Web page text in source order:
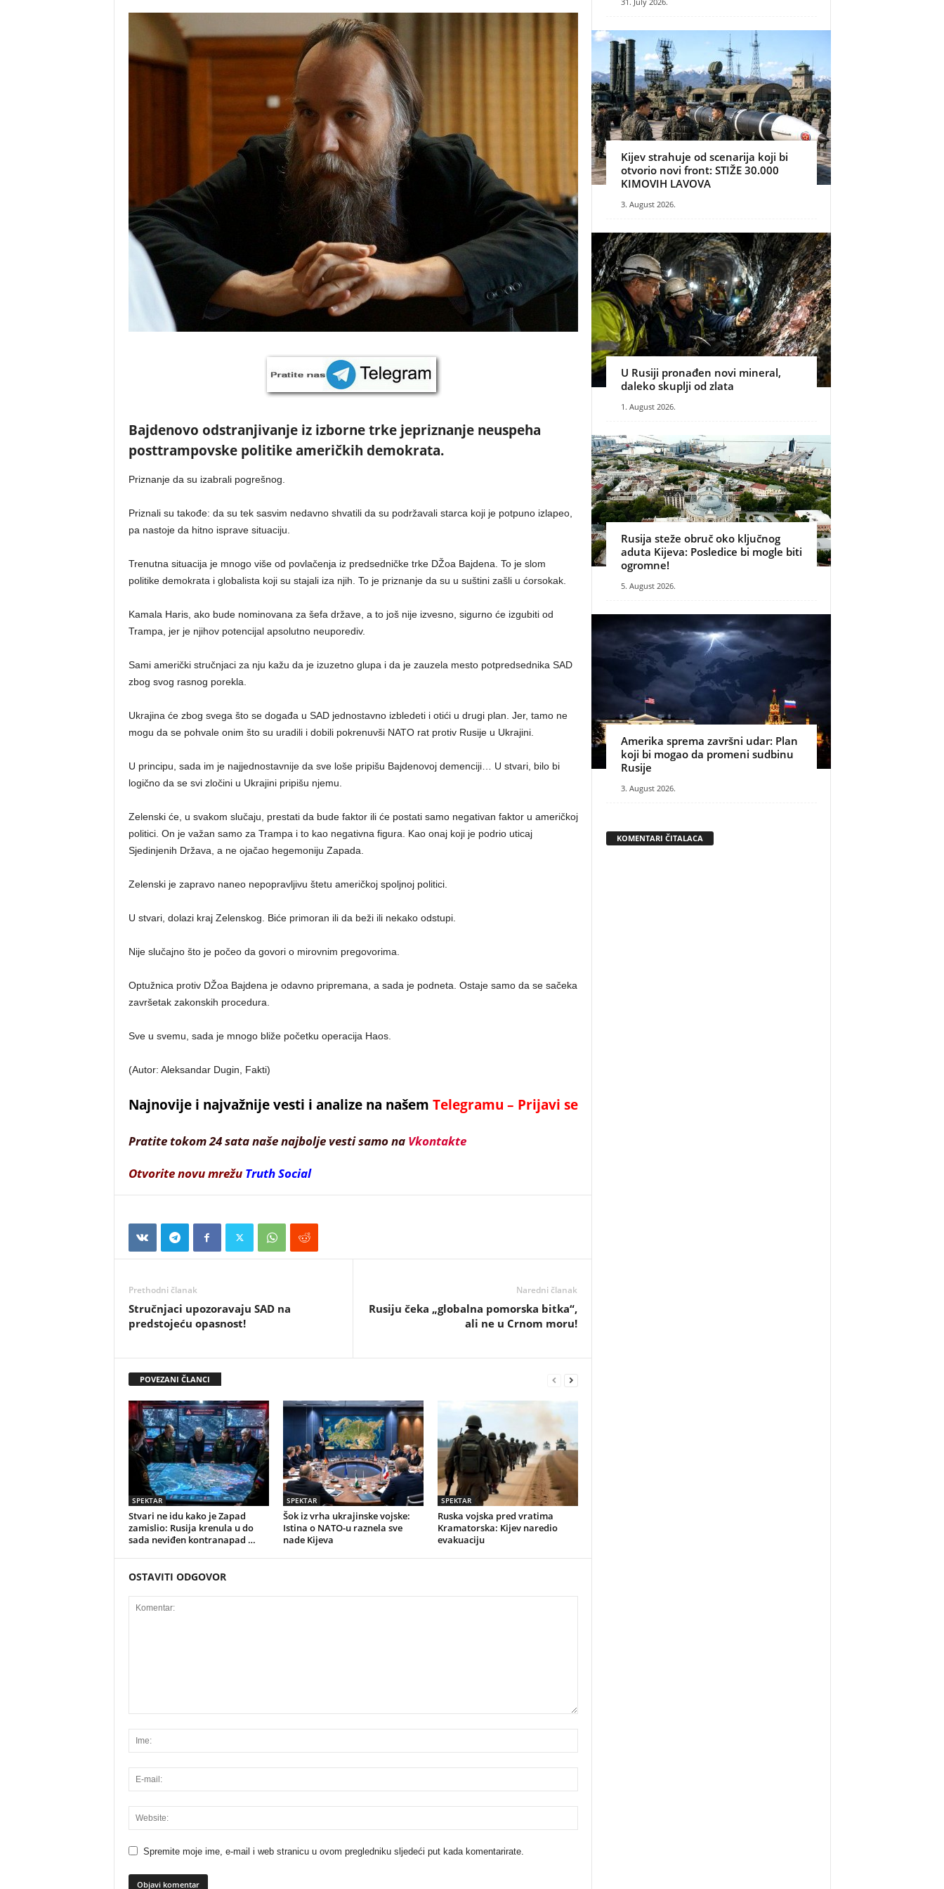
Bajdenovo odstranjivanje iz izborne trke jepriznanje neuspeha
posttrampovske politike američkih demokrata.
Priznanje da su izabrali pogrešnog.
Priznali su takođe: da su tek sasvim nedavno shvatili da su podržavali starca koji je potpuno izlapeo,
pa nastoje da hitno isprave situaciju.
Trenutna situacija je mnogo više od povlačenja iz predsedničke trke DŽoa Bajdena. To je slom
politike demokrata i globalista koji su stajali iza njih. To je priznanje da su u suštini zašli u ćorsokak.
Kamala Haris, ako bude nominovana za šefa države, a to još nije izvesno, sigurno će izgubiti od
Trampa, jer je njihov potencijal apsolutno neuporediv.
Sami američki stručnjaci za nju kažu da je izuzetno glupa i da je zauzela mesto potpredsednika SAD
zbog svog rasnog porekla.
Ukrajina će zbog svega što se događa u SAD jednostavno izbledeti i otići u drugi plan. Jer, tamo ne
mogu da se pohvale onim što su uradili i dobili pokrenuvši NATO rat protiv Rusije u Ukrajini.
U principu, sada im je najjednostavnije da sve loše pripišu Bajdenovoj demenciji… U stvari, bilo bi
logično da se svi zločini u Ukrajini pripišu njemu.
Zelenski će, u svakom slučaju, prestati da bude faktor ili će postati samo negativan faktor u američkoj
politici. On je važan samo za Trampa i to kao negativna figura. Kao onaj koji je podrio uticaj
Sjedinjenih Država, a ne ojačao hegemoniju Zapada.
Zelenski je zapravo naneo nepopravljivu štetu američkoj spoljnoj politici.
U stvari, dolazi kraj Zelenskog. Biće primoran ili da beži ili nekako odstupi.
Nije slučajno što je počeo da govori o mirovnim pregovorima.
Optužnica protiv DŽoa Bajdena je odavno pripremana, a sada je podneta. Ostaje samo da se sačeka
završetak zakonskih procedura.
Sve u svemu, sada je mnogo bliže početku operacija Haos.
(Autor: Aleksandar Dugin, Fakti)
Najnovije i najvažnije vesti i analize na našem Telegramu – Prijavi se
Pratite tokom 24 sata naše najbolje vesti samo na Vkontakte
Otvorite novu mrežu Truth Social
Prethodni članak
Stručnjaci upozoravaju SAD na
predstojeću opasnost!
Naredni članak
Rusiju čeka „globalna pomorska bitka“,
ali ne u Crnom moru!
POVEZANI ČLANCI
SPEKTAR
Stvari ne idu kako je Zapad
zamislio: Rusija krenula u do
sada neviđen kontranapad …
SPEKTAR
Šok iz vrha ukrajinske vojske:
Istina o NATO-u raznela sve
nade Kijeva
SPEKTAR
Ruska vojska pred vratima
Kramatorska: Kijev naredio
evakuaciju
OSTAVITI ODGOVOR
Spremite moje ime, e-mail i web stranicu u ovom pregledniku sljedeći put kada komentarirate.
Kijev strahuje od scenarija koji bi
otvorio novi front: STIŽE 30.000
KIMOVIH LAVOVA
3. August 2026.
U Rusiji pronađen novi mineral,
daleko skuplji od zlata
1. August 2026.
Rusija steže obruč oko ključnog
aduta Kijeva: Posledice bi mogle biti
ogromne!
5. August 2026.
Amerika sprema završni udar: Plan
koji bi mogao da promeni sudbinu
Rusije
3. August 2026.
KOMENTARI ČITALACA